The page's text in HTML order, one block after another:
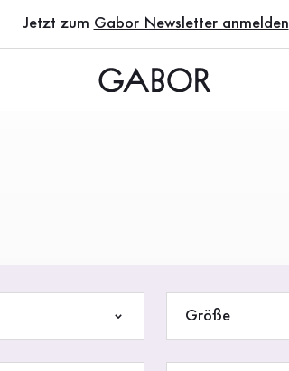
Jetzt zum Gabor Newsletter anmelden
Größe